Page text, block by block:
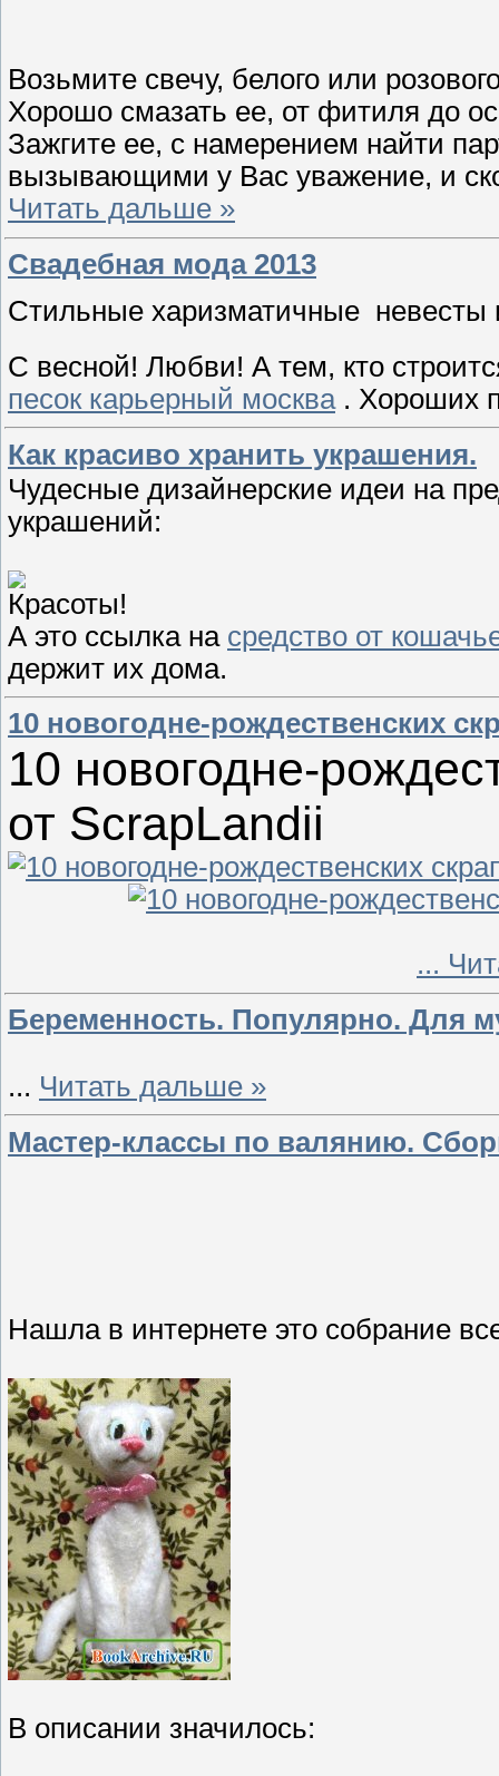
Возьмите свечу, белого или
Хорошо смазать ее, от фитиля до
Зажгите ее, с намерением найти
вызывающими у Вас уважение, и
Читать дальше »
Свадебная мода 2013
Стильные харизматичные невесты
С весной! Любви! А тем, кто
песок карьерный москва. Хороших
Как красиво хранить украшения.
Чудесные дизайнерские идеи на
украшений:
Красоты!
А это ссылка на средство от
держит их дома.
10 новогодне-рождественских
10 новогодне-
от ScrapLandii
...
Беременность. Популярно. Для
... Читать дальше »
Мастер-классы по валянию.
Нашла в интернете это собрание
В описании значилось: